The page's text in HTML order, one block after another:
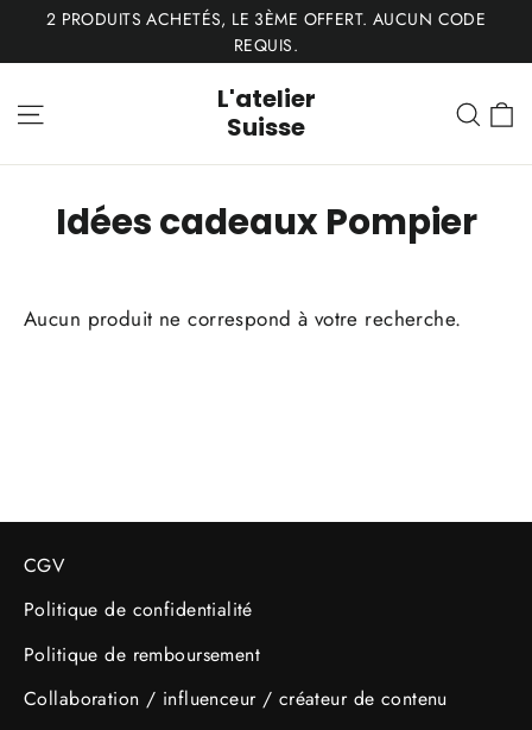
Passer2 PRODUITS ACHETÉS, LE 3ÈME OFFERT. AUCUN CODE
REQUIS.
L'atelier
Suisse
Idées cadeaux Pompier
Aucun produit ne correspond à votre recherche.
CGV
Politique de confidentialité
Politique de remboursement
Collaboration / influenceur / créateur de contenu